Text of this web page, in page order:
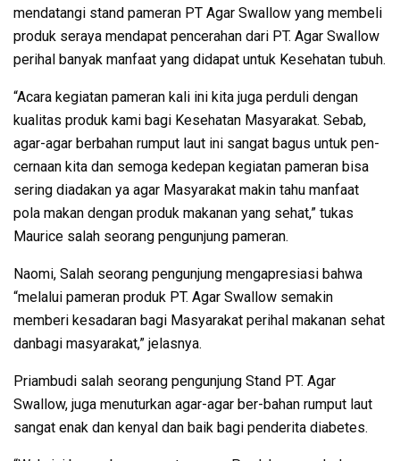
mendatangi stand pameran PT Agar Swallow yang membeli
produk seraya mendapat pencerahan dari PT. Agar Swallow
perihal banyak manfaat yang didapat untuk Kesehatan tubuh.
“Acara kegiatan pameran kali ini kita juga perduli dengan
kualitas produk kami bagi Kesehatan Masyarakat. Sebab,
agar-agar berbahan rumput laut ini sangat bagus untuk pen-
cernaan kita dan semoga kedepan kegiatan pameran bisa
sering diadakan ya agar Masyarakat makin tahu manfaat
pola makan dengan produk makanan yang sehat,” tukas
Maurice salah seorang pengunjung pameran.
Naomi, Salah seorang pengunjung mengapresiasi bahwa
“melalui pameran produk PT. Agar Swallow semakin
memberi kesadaran bagi Masyarakat perihal makanan sehat
danbagi masyarakat,” jelasnya.
Priambudi salah seorang pengunjung Stand PT. Agar
Swallow, juga menuturkan agar-agar ber-bahan rumput laut
sangat enak dan kenyal dan baik bagi penderita diabetes.